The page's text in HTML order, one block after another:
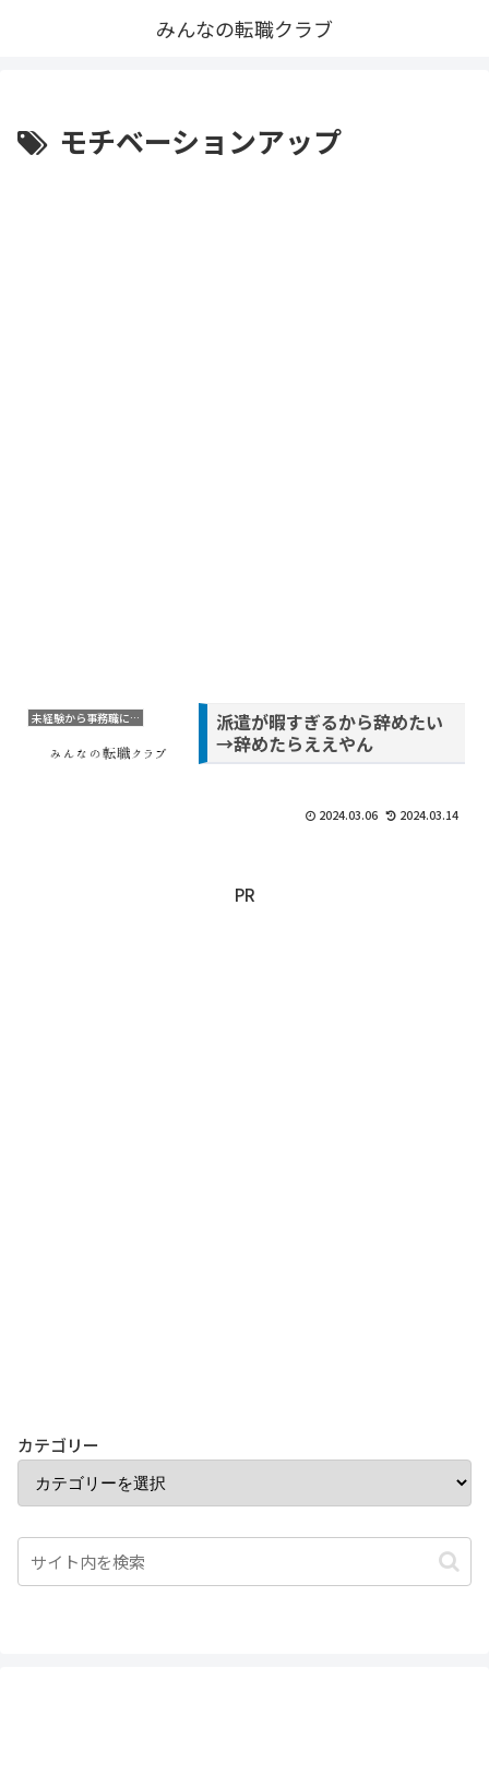
みんなの転職クラブ
モチベーションアップ
未経験から事務職に転職
派遣が暇すぎるから辞めたい
→辞めたらええやん
2024.03.06 2024.03.14
PR
カテゴリー